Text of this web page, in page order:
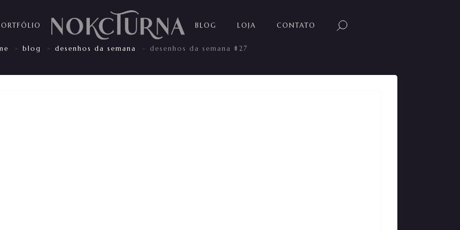
> blog > desenhos da semana > desenhos da semana #27
BLOG LOJA CONTATO